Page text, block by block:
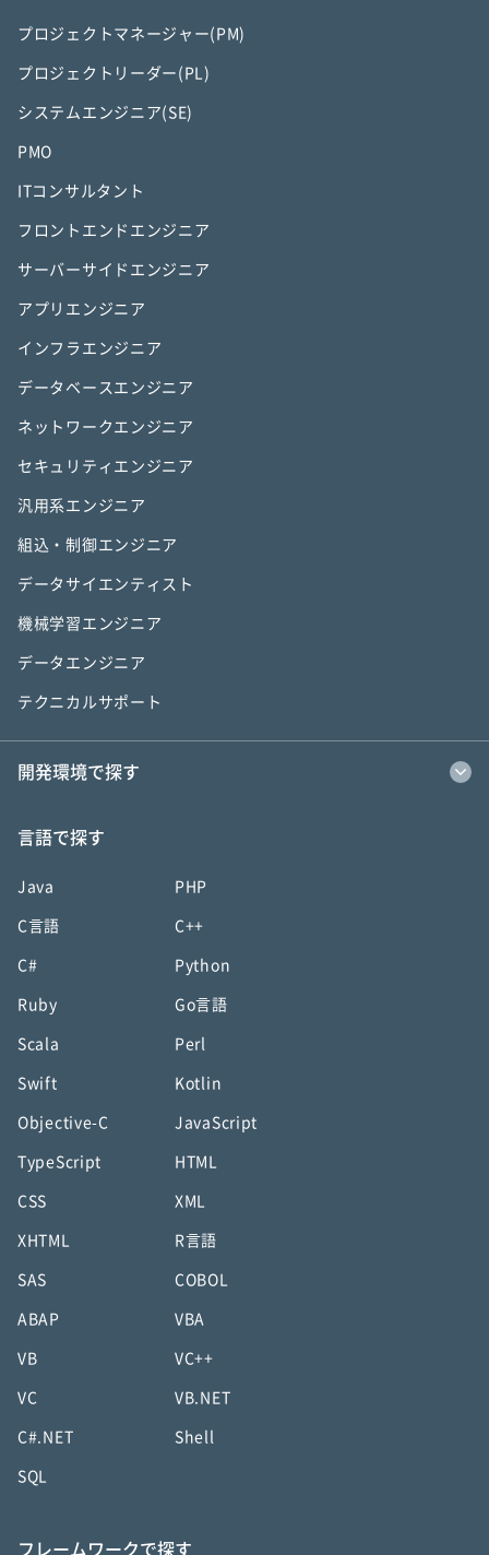
プロジェクトマネージャー(PM)
プロジェクトリーダー(PL)
システムエンジニア(SE)
PMO
ITコンサルタント
フロントエンドエンジニア
サーバーサイドエンジニア
アプリエンジニア
インフラエンジニア
データベースエンジニア
ネットワークエンジニア
セキュリティエンジニア
汎用系エンジニア
組込・制御エンジニア
データサイエンティスト
機械学習エンジニア
データエンジニア
テクニカルサポート
開発環境で探す
言語で探す
Java PHP
C言語 C++
C# Python
Ruby Go言語
Scala Perl
Swift Kotlin
Objective-C JavaScript
TypeScript HTML
CSS XML
XHTML R言語
SAS COBOL
ABAP VBA
VB VC++
VC VB.NET
C#.NET Shell
SQL
フレームワークで探す